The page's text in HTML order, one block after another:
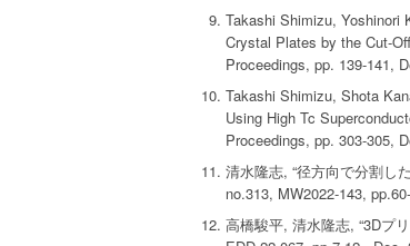
Takashi Shimizu, Yoshinori
Crystal Plates by the Cut-
Proceedings, pp. 139-141,
Takashi Shimizu, Shota
Using High Tc
Proceedings, pp. 303-305,
清水隆志, “径方向で分割し
no.313, MW2022-143,
高橋駿平, 清水隆志, “3Dプ